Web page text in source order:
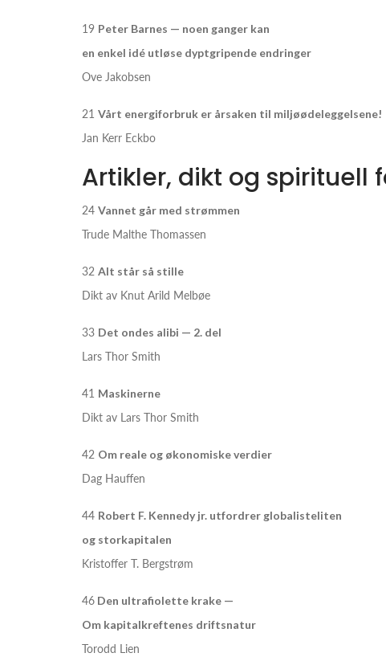
19 Peter Barnes — noen ganger kan
en enkel idé utløse dyptgripende endringer
Ove Jakobsen
21 Vårt energiforbruk er årsaken til miljøødeleggelsene!
Jan Kerr Eckbo
Artikler, dikt og spirituell
24 Vannet går med strømmen
Trude Malthe Thomassen
32 Alt står så stille
Dikt av Knut Arild Melbøe
33 Det ondes alibi — 2. del
Lars Thor Smith
41 Maskinerne
Dikt av Lars Thor Smith
42 Om reale og økonomiske verdier
Dag Hauffen
44 Robert F. Kennedy jr. utfordrer globalisteliten
og storkapitalen
Kristoffer T. Bergstrøm
46 Den ultrafiolette krake —
Om kapitalkreftenes driftsnatur
Torodd Lien